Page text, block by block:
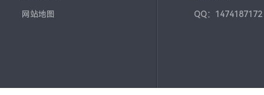
网站地图 QQ：1474187172